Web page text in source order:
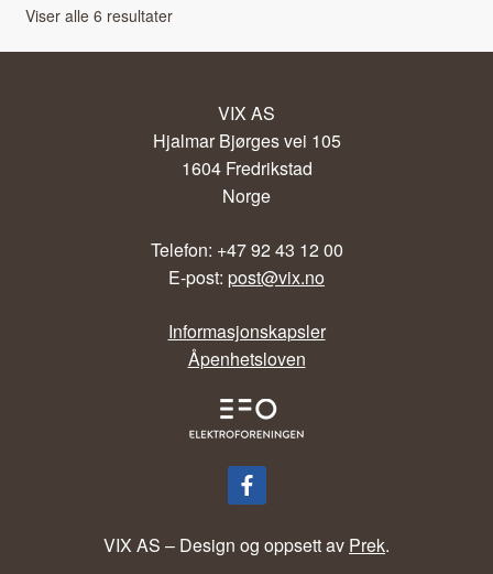
Viser alle 6 resultater
VIX AS
Hjalmar Bjørges vei 105
1604 Fredrikstad
Norge
Telefon: +47 92 43 12 00
E-post: post@vix.no
Informasjonskapsler
Åpenhetsloven
VIX AS – Design og oppsett av Prek.